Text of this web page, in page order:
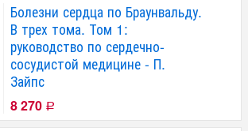
Болезни сердца по Браунвальду.
В трех тома. Том 1:
руководство по сердечно-
сосудистой медицине - П.
Зайпс
8 270 Р